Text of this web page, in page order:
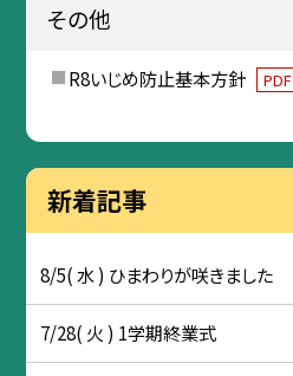
その他
R8いじめ防止基本方針 PDF
新着記事
8/5( 水 ) ひまわりが咲きました
7/28( 火 ) 1学期終業式